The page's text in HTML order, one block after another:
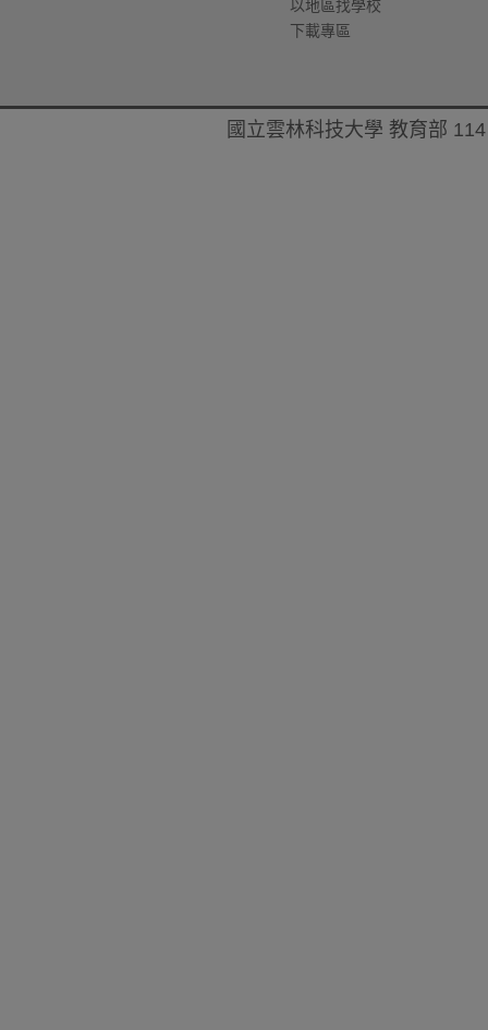
以地區找學校
下載專區
國立雲林科技大學 教育部